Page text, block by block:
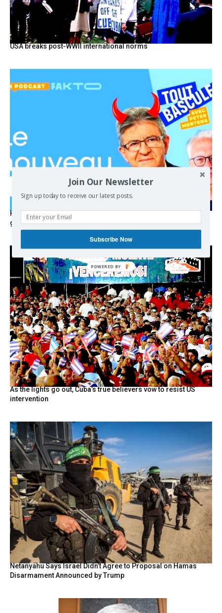
USA breaks post-WWII international norms
Hystérie anti-Mélenchon, la France en triple crise et le
grand renversement (vidéo)
As the lights go out, Cuba’s true believers vow to resist US
intervention
Netanyahu Says Israel Didn’t Agree to Proposal on Hamas
Disarmament Announced by Trump
Join Our Newsletter
Sign up today to receive our latest posts.
Subscribe Now
POWERED BY